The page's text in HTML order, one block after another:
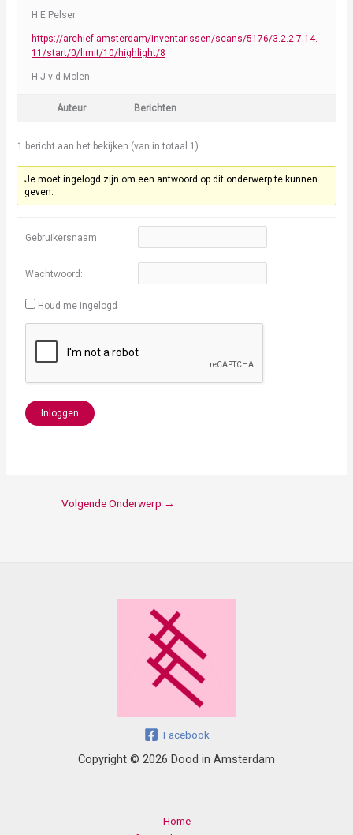
H E Pelser
https://archief.amsterdam/inventarissen/scans/5176/3.2.2.7.14.
11/start/0/limit/10/highlight/8
H J v d Molen
Auteur Berichten
1 bericht aan het bekijken (van in totaal 1)
Je moet ingelogd zijn om een antwoord op dit onderwerp te kunnen
geven.
Gebruikersnaam:
Wachtwoord:
Houd me ingelogd
Inloggen
Volgende Onderwerp →
Facebook
Copyright © 2026 Dood in Amsterdam
Home